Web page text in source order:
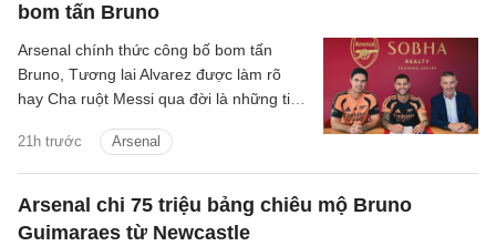
bom tấn Bruno
21h trước Arsenal
Arsenal chính thức công bố bom tấn
Bruno, Tương lai Alvarez được làm rõ
hay Cha ruột Messi qua đời là những tin
Arsenal chi 75 triệu bảng chiêu mộ Bruno
Guimaraes từ Newcastle